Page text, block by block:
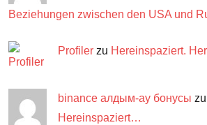
Beziehungen zwischen den USA und
Profiler zu Hereinspaziert.
binance алдым-ау бонусы zu
Hereinspaziert…